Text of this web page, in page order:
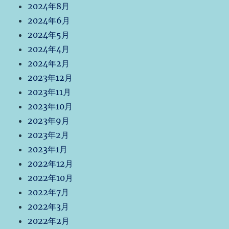
2024年8月
2024年6月
2024年5月
2024年4月
2024年2月
2023年12月
2023年11月
2023年10月
2023年9月
2023年2月
2023年1月
2022年12月
2022年10月
2022年7月
2022年3月
2022年2月